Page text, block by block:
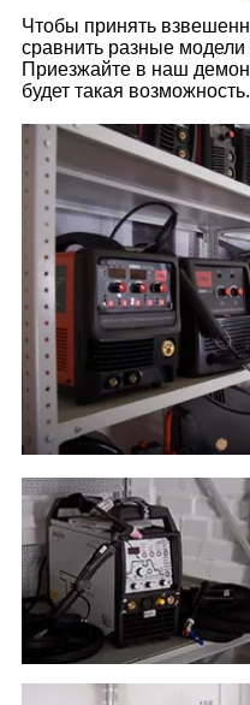
Чтобы принять
сравнить разные
Приезжайте в наш
будет такая возможность.